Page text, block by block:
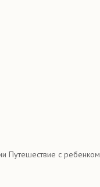
Путешествие с ребенком